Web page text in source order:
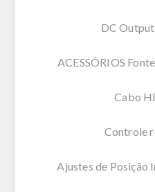
DC
ACESSÓRIOS
Cabo
Controle
Ajustes de Posição